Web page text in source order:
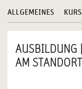
ALLGEMEINES
AUSBILDUNG
AM